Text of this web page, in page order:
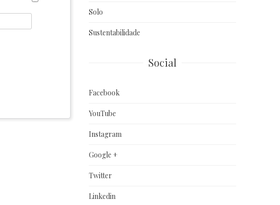
Solo
Sustentabilidade
Social
Facebook
YouTube
Instagram
Google +
Twitter
Linkedin